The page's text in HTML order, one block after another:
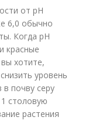
от pH
6,0 обычно
Когда pH
красные
хотите,
уровень
почву серу
столовую
растения